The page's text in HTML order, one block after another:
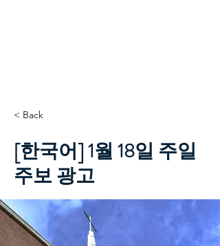
< Back
[한국어] 1월 18일 주일
주보 광고